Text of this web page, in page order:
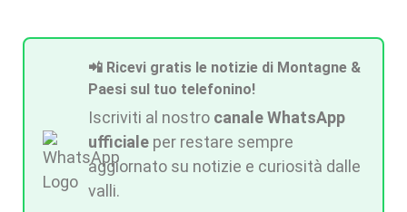
📲 Ricevi gratis le notizie di Montagne &
Paesi sul tuo telefonino!
Iscriviti al nostro canale WhatsApp
ufficiale per restare sempre
aggiornato su notizie e curiosità dalle
valli.